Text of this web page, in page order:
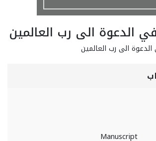
الدعوة الى رب العالمين
الى رب العالمين
Manuscript